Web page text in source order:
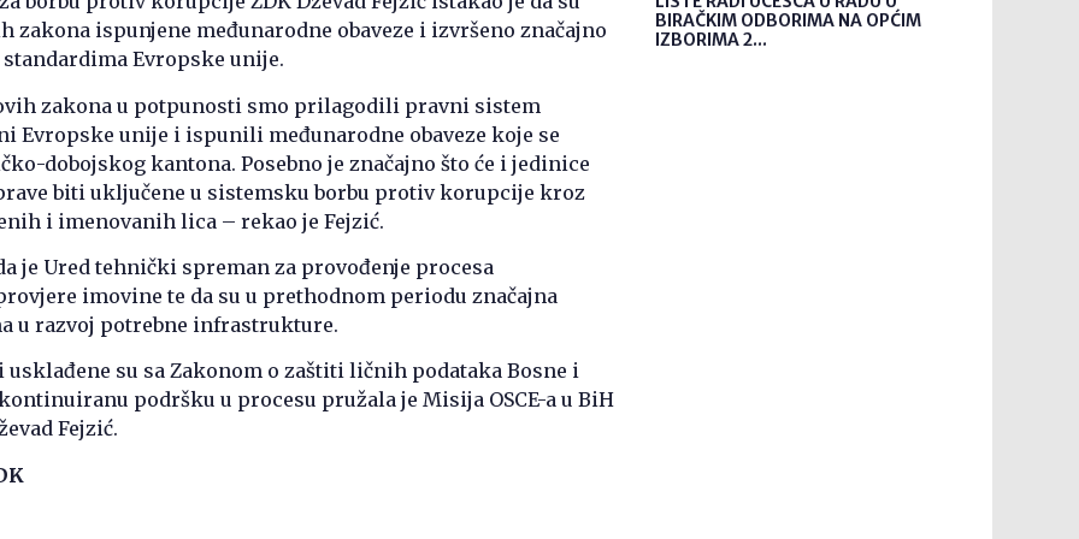
zakona ispunjene međunarodne obaveze i izvršeno značajno
Evropske unije.
zakona u potpunosti smo prilagodili pravni sistem
Evropske unije i ispunili međunarodne obaveze koje se
dobojskog kantona. Posebno je značajno što će i jedinice
biti uključene u sistemsku borbu protiv korupcije kroz
i imenovanih lica – rekao je Fejzić.
je Ured tehnički spreman za provođenje procesa
imovine te da su u prethodnom periodu značajna
u razvoj potrebne infrastrukture.
usklađene su sa Zakonom o zaštiti ličnih podataka Bosne i
podršku u procesu pružala je Misija OSCE-a u BiH
Fejzić.
BIRAČKIM ODBORIMA NA OPĆIM
IZBORIMA 2...